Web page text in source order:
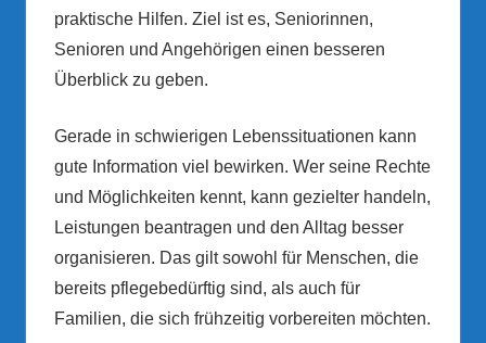
praktische Hilfen. Ziel ist es, Seniorinnen,
Senioren und Angehörigen einen besseren
Überblick zu geben.
Gerade in schwierigen Lebenssituationen kann
gute Information viel bewirken. Wer seine Rechte
und Möglichkeiten kennt, kann gezielter handeln,
Leistungen beantragen und den Alltag besser
organisieren. Das gilt sowohl für Menschen, die
bereits pflegebedürftig sind, als auch für
Familien, die sich frühzeitig vorbereiten möchten.